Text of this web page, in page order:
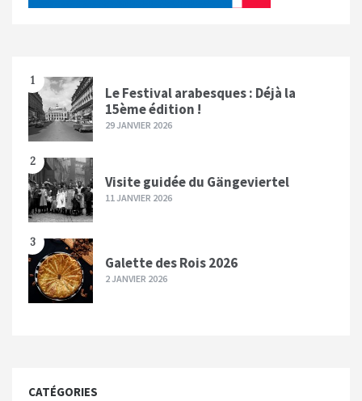
1
Le Festival arabesques : Déjà la
15ème édition !
29 JANVIER 2026
2
Visite guidée du Gängeviertel
11 JANVIER 2026
3
Galette des Rois 2026
2 JANVIER 2026
CATÉGORIES